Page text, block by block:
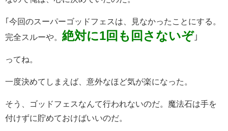
｢今回のスーパーゴッドフェスは、見なかったことにする。
完全スルーや。 絶対に1回も回さないぞ ｣
ってね。
一度決めてしまえば、意外なほど気が楽になった。
そう、ゴッドフェスなんて行われないのだ。魔法石は手を
付けずに貯めておけばいいのだ。